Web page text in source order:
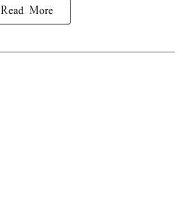
Read More